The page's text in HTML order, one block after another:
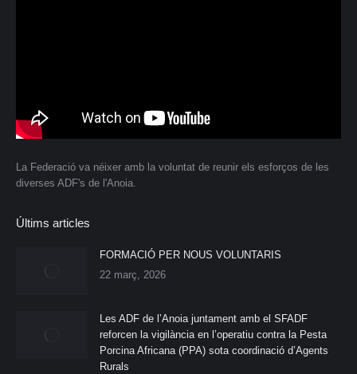
La Federació va néixer amb la voluntat de reunir els esforços de les
diverses ADF's de l'Anoia.
Últims articles
FORMACIÓ PER NOUS VOLUNTARIS
22 març, 2026
Les ADF de l’Anoia juntament amb el SFADF
reforcen la vigilància en l’operatiu contra la Pesta
Porcina Africana (PPA) sota coordinació d’Agents
Rurals